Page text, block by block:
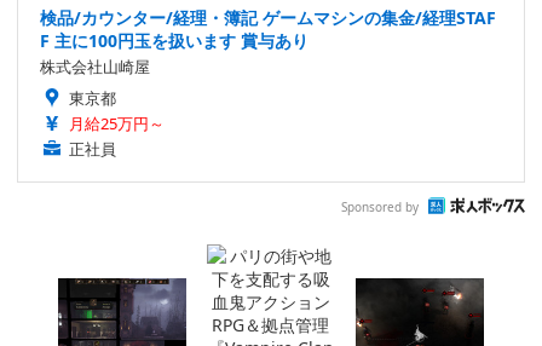
検品/カウンター/経理・簿記 ゲームマシンの集金/経理STAF
F 主に100円玉を扱います 賞与あり
株式会社山崎屋
東京都
月給25万円～
正社員
Sponsored by